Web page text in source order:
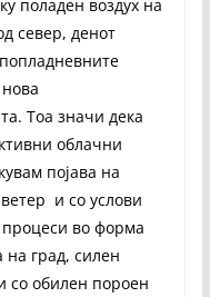
поладен воздух на
север, денот
Тоа значи дека
облачни
појава на
и со услови
во форма
на град, силен
со обилен пороен